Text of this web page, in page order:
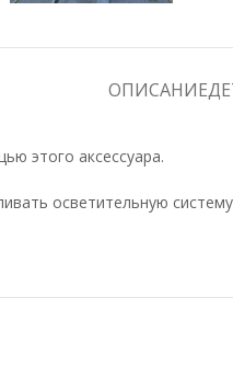
ОПИСАНИЕ
этого аксессуара.
осветительную